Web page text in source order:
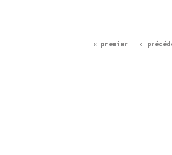
« premier ‹